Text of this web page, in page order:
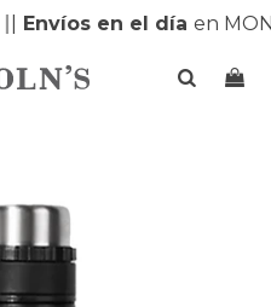
Envíos en el díaen